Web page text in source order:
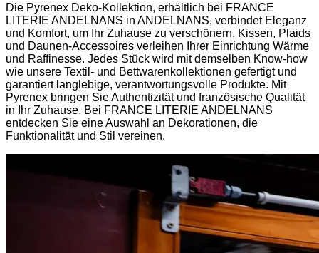
Die Pyrenex Deko-Kollektion, erhältlich bei FRANCE
LITERIE ANDELNANS in ANDELNANS, verbindet Eleganz
und Komfort, um Ihr Zuhause zu verschönern. Kissen, Plaids
und Daunen-Accessoires verleihen Ihrer Einrichtung Wärme
und Raffinesse. Jedes Stück wird mit demselben Know-how
wie unsere Textil- und Bettwarenkollektionen gefertigt und
garantiert langlebige, verantwortungsvolle Produkte. Mit
Pyrenex bringen Sie Authentizität und französische Qualität
in Ihr Zuhause. Bei FRANCE LITERIE ANDELNANS
entdecken Sie eine Auswahl an Dekorationen, die
Funktionalität und Stil vereinen.